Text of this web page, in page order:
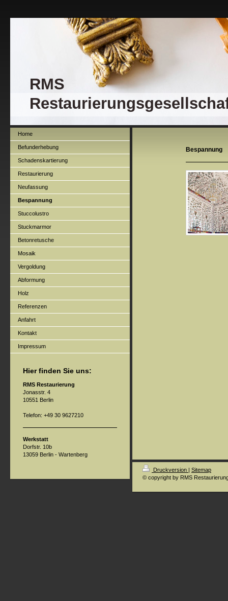
RMS
Home
Befunderhebung
Schadenskartierung
Restaurierung
Neufassung
Bespannung
Stuccolustro
Stuckmarmor
Betonretusche
Mosaik
Vergoldung
Abformung
Holz
Referenzen
Anfahrt
Kontakt
Impressum
Hier finden Sie uns:
RMS Restaurierung
Jonasstr. 4
10551 Berlin
Telefon: +49 30 9627210
Werkstatt
Dorfstr. 10b
13059 Berlin - Wartenberg
Bespannung
Druckversion | Sitemap
© copyright by RMS